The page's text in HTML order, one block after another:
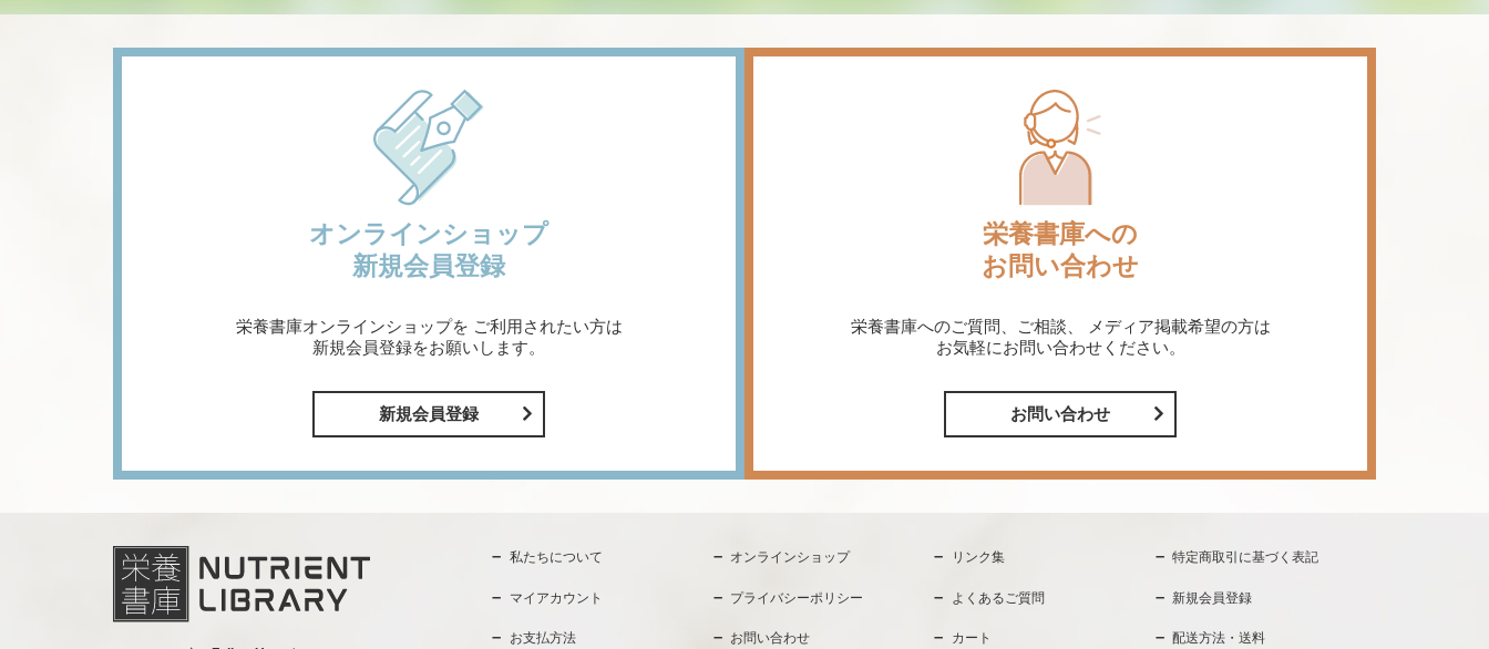
オンラインショップ
新規会員登録
栄養書庫オンラインショップを ご利用されたい方は
新規会員登録をお願いします。
新規会員登録
栄養書庫への
お問い合わせ
栄養書庫へのご質問、ご相談、
メディア掲載希望の方は
お気軽にお問い合わせください。
お問い合わせ
私たちについて オンラインショップ リンク集 特定商取引に基づく表記
マイアカウント プライバシーポリシー よくあるご質問 新規会員登録
お支払方法 お問い合わせ カート 配送方法・送料